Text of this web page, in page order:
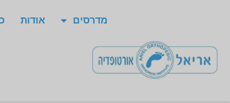
מדרסים אודות